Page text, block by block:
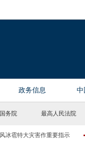
国务院 最高人民法院